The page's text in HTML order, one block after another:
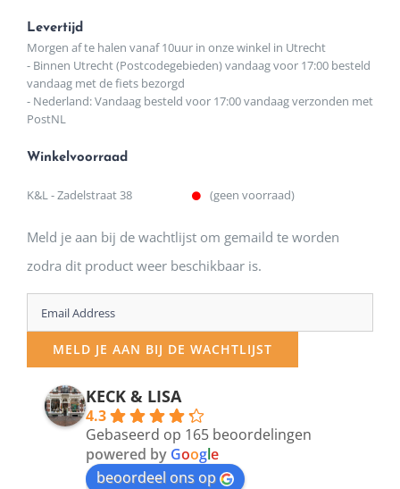
Levertijd
Morgen af te halen vanaf 10uur in onze winkel in Utrecht
- Binnen Utrecht (Postcodegebieden) vandaag voor 17:00 besteld
vandaag met de fiets bezorgd
- Nederland: Vandaag besteld voor 17:00 vandaag verzonden met
PostNL
Winkelvoorraad
K&L - Zadelstraat 38 (geen voorraad)
Meld je aan bij de wachtlijst om gemaild te worden
zodra dit product weer beschikbaar is.
Enter
your
email
address
MELD JE AAN BIJ DE WACHTLIJST
KECK & LISA
4.3
Gebaseerd op 165 beoordelingen
powered by Google
beoordeel ons op